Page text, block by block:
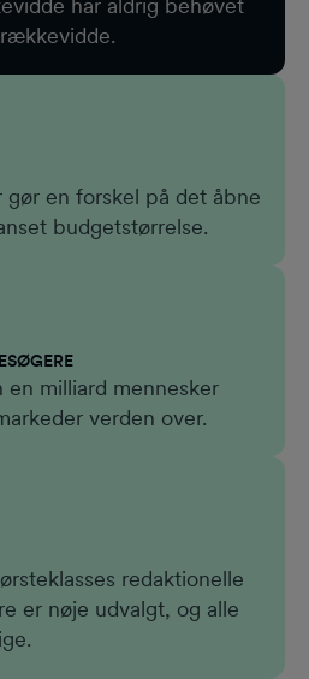
har aldrig behøvet
en forskel på det åbne
budgetstørrelse.
milliard mennesker
verden over.
redaktionelle
er nøje udvalgt, og alle